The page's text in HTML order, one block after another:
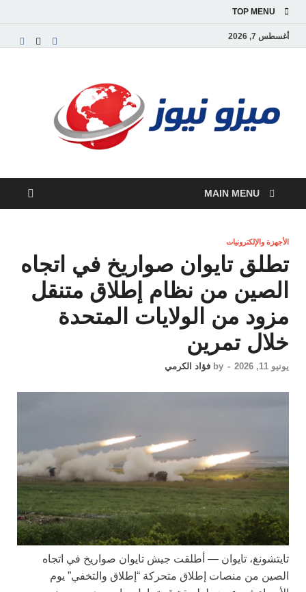
TOP MENU
أغسطس 7, 2026
MAIN MENU
الأجهزة والإلكترونيات
تطلق تايوان صواريخ في اتجاه
الصين من نظام إطلاق متنقل
مزود من الولايات المتحدة
خلال تمرين
يونيو 11, 2026 -
by فؤاد الكرمي
تايتشونغ، تايوان — أطلقت جيش تايوان صواريخ في اتجاه
الصين من منصات إطلاق متحركة “إطلاق والتخفي” يوم